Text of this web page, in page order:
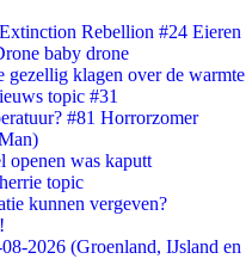
Rebellion #24 Eieren
baby drone
klagen over de warmte
topic #31
#81 Horrorzomer
was kaputt
topic
kunnen vergeven?
2026 (Groenland, IJsland en